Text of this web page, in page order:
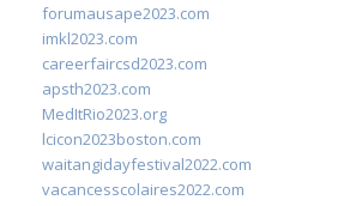
forumausape2023.com
imkl2023.com
careerfaircsd2023.com
apsth2023.com
MedItRio2023.org
lcicon2023boston.com
waitangidayfestival2022.com
vacancesscolaires2022.com